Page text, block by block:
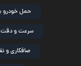
حمل خودرو
سرعت و دقت
صافکاری و